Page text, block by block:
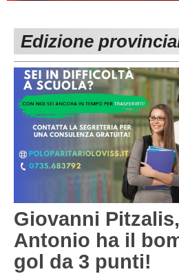
1^ CATEGORIA
2^ CATEGORIA
3^ CATEGORIA
GIOVANILI
Edizione
Giovanni
Antonio ha il
gol da 3 punti!